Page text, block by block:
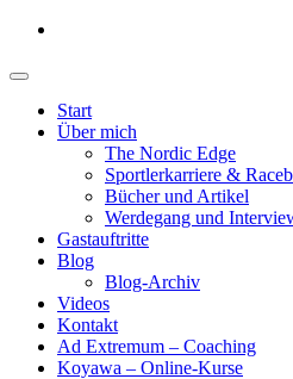
Start
Über mich
The Nordic Edge
Sportlerkarriere &
Bücher und Artikel
Werdegang und
Gastauftritte
Blog
Blog-Archiv
Videos
Kontakt
Ad Extremum – Coaching
Koyawa – Online-Kurse